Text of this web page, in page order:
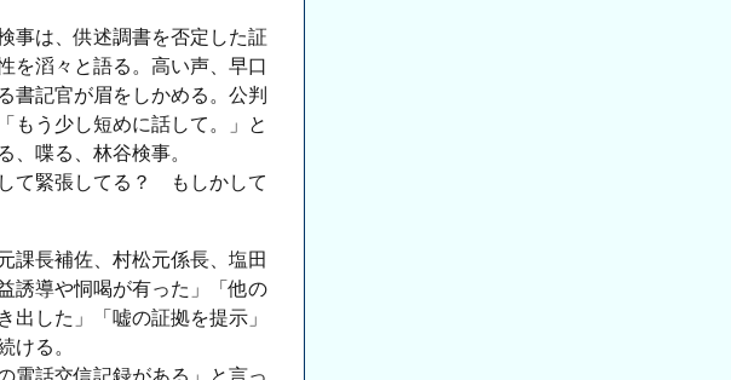
事は、供述調書を否定した証
を滔々と語る。高い声、早口
書記官が眉をしかめる。公判
もう少し短めに話して。」と
、喋る、林谷検事。
て緊張してる？ もしかして
課長補佐、村松元係長、塩田
誘導や恫喝が有った」「他の
出した」「嘘の証拠を提示」
ける。
電話交信記録がある」と言っ